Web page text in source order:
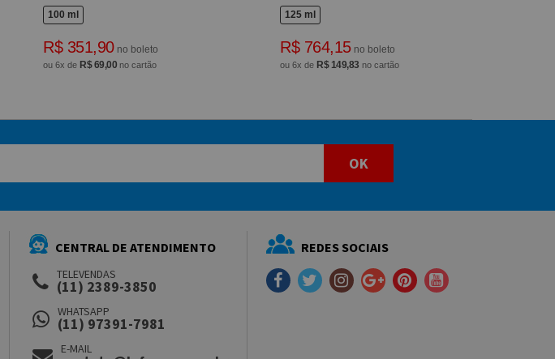
100 ml
R$ 351,90no boleto
ou 6x de R$ 69,00 no cartão
125 ml
R$ 764,15no boleto
ou 6x de R$ 149,83 no cartão
OK
CENTRAL DE ATENDIMENTO
TELEVENDAS
(11) 2389-3850
WHATSAPP
(11) 97391-7981
E-MAIL
REDES SOCIAIS